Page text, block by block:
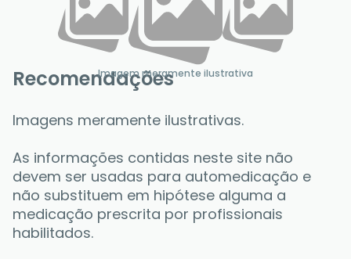
Imagem meramente ilustrativa
Recomendações
Imagens meramente ilustrativas.
As informações contidas neste site não
devem ser usadas para automedicação e
não substituem em hipótese alguma a
medicação prescrita por profissionais
habilitados.